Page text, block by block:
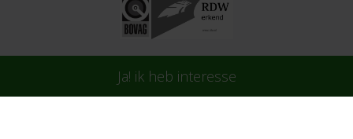
Ja! ik heb interesse